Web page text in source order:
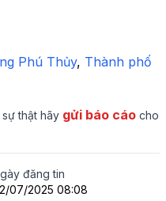
Phú Thủy, Thành phố
thật hãy gửi báo cáo cho
đăng tin
07/2025 08:08